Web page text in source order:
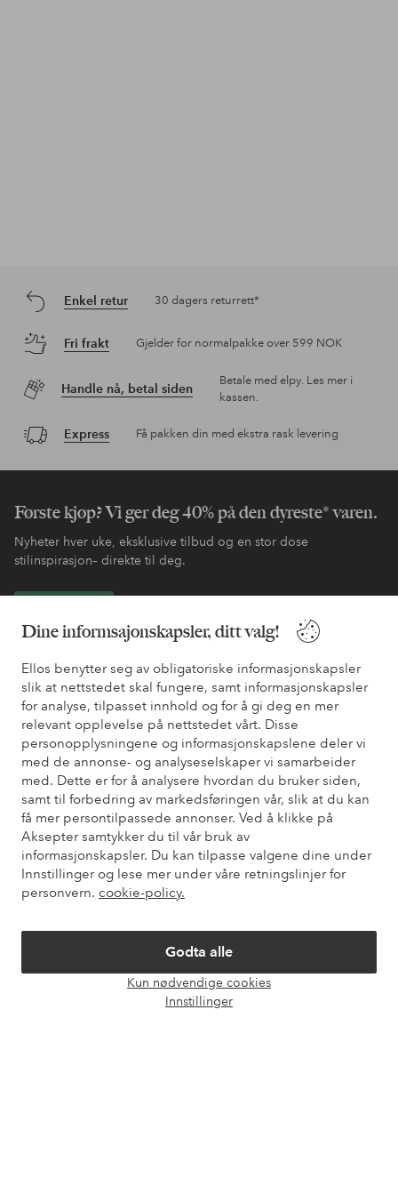
Dine informsajonskapsler, ditt valg!
Ellos benytter seg av obligatoriske informasjonskapsler
slik at nettstedet skal fungere, samt informasjonskapsler
for analyse, tilpasset innhold og for å gi deg en mer
relevant opplevelse på nettstedet vårt. Disse
personopplysningene og informasjonskapslene deler vi
med de annonse- og analyseselskaper vi samarbeider
med. Dette er for å analysere hvordan du bruker siden,
samt til forbedring av markedsføringen vår, slik at du kan
få mer persontilpassede annonser. Ved å klikke på
Aksepter samtykker du til vår bruk av
informasjonskapsler. Du kan tilpasse valgene dine under
Innstillinger og lese mer under våre retningslinjer for
personvern. cookie-policy.
Godta alle
Kun nødvendige cookies
Innstillinger
Enkel retur 30 dagers returrett*
Fri frakt Gjelder for normalpakke over 599 NOK
Handle nå, betal siden
Betale med elpy. Les mer i
kassen.
Express Få pakken din med ekstra rask levering
Første kjøp? Vi ger deg 40% på den dyreste* varen.
Nyheter hver uke, eksklusive tilbud og en stor dose
stilinspirasjon– direkte til deg.
Trenger du hjelp?
Du finner svar på de vanligste spørsmålene i vår FAQ. Du finner
også informasjon om hvordan du kan kontakte oss.
Kundeservice Bestilling Betalingsmåte
Mine sider
Om Ellos